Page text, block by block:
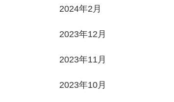
2024年2月
2023年12月
2023年11月
2023年10月